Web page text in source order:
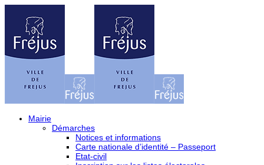
Mairie
Démarches
Notices et informations
Carte nationale d’identité – Passeport
Etat-civil